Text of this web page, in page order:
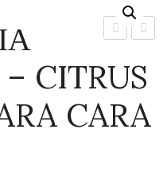
–
SINENSIS
ΛΕΙΤ
CITRUS
CARA